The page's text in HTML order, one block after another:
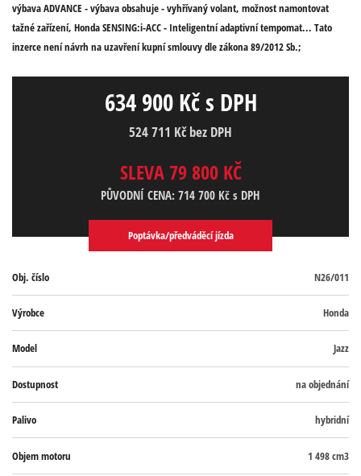
výbava ADVANCE - výbava obsahuje - vyhřívaný volant, možnost namontovat
tažné zařízení, Honda SENSING:i-ACC - Inteligentní adaptivní tempomat... Tato
inzerce není návrh na uzavření kupní smlouvy dle zákona 89/2012 Sb.;
Obj. číslo N26/011
Výrobce Honda
Model Jazz
Dostupnost na objednání
Palivo hybridní
Objem motoru 1 498 cm3
634 900 Kč s DPH
524 711 Kč bez DPH
SLEVA 79 800 KČ
PŮVODNÍ CENA: 714 700 Kč s DPH
Poptávka/předváděcí jízda